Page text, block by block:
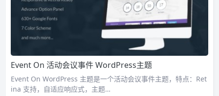
Event On 活动会议事件 WordPress主题
Event On WordPress 主题是一个活动会议事件主题，特点：Ret
ina 支持，自适应响应式，主题…